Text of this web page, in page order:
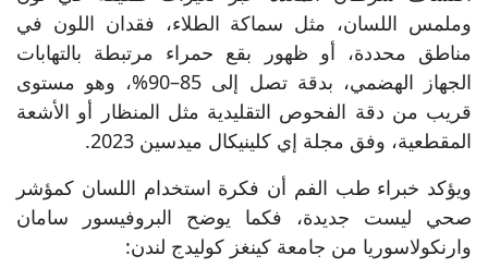
وملمس اللسان، مثل سماكة الطلاء، فقدان اللون في
مناطق محددة، أو ظهور بقع حمراء مرتبطة بالتهابات
الجهاز الهضمي، بدقة تصل إلى 85–90%، وهو مستوى
قريب من دقة الفحوص التقليدية مثل المنظار أو الأشعة
المقطعية، وفق مجلة إي كلينيكال ميدسين 2023.
ويؤكد خبراء طب الفم أن فكرة استخدام اللسان كمؤشر
صحي ليست جديدة، فكما يوضح البروفيسور سامان
وارنكولاسوريا من جامعة كينغز كوليدج لندن: